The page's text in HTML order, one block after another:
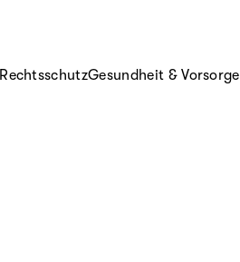
RechtsschutzGesundheit & Vorsorge